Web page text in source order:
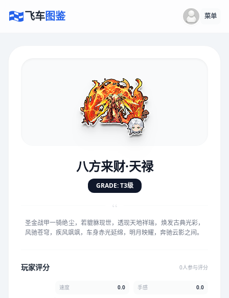
飞车图鉴 菜单
八方来财·天禄
GRADE: T3级
“
圣金战甲一骑绝尘，若貔貅现世，透现天地祥瑞，焕发古典光彩，
风驰苍穹，疾风飒飒，车身赤光延绵，明月映耀，奔驰云影之间。
玩家评分 0人参与评分
速度 0.0 手感 0.0
★★
★★★★★★★
手感 5.0分
★★ ★ ★